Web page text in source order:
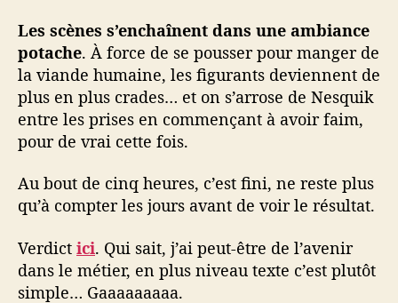
Les scènes s’enchaînent dans une ambiance
potache. À force de se pousser pour manger de
la viande humaine, les figurants deviennent de
plus en plus crades… et on s’arrose de Nesquik
entre les prises en commençant à avoir faim,
pour de vrai cette fois.
Au bout de cinq heures, c’est fini, ne reste plus
qu’à compter les jours avant de voir le résultat.
Verdict ici. Qui sait, j’ai peut-être de l’avenir
dans le métier, en plus niveau texte c’est plutôt
simple… Gaaaaaaaaa.